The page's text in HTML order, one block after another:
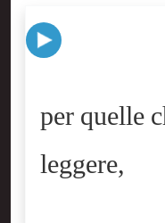
per quelle
leggere,